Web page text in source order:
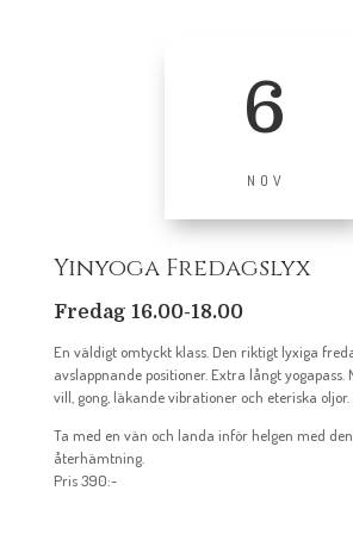
6
NOV
Yinyoga Fredagslyx
Fredag 16.00-18.00
En väldigt omtyckt klass. Den riktigt lyxiga
avslappnande positioner. Extra långt yogapass.
vill, gong, läkande vibrationer och eteriska oljor.
Ta med en vän och landa inför helgen med
återhämtning.
Pris 390:-